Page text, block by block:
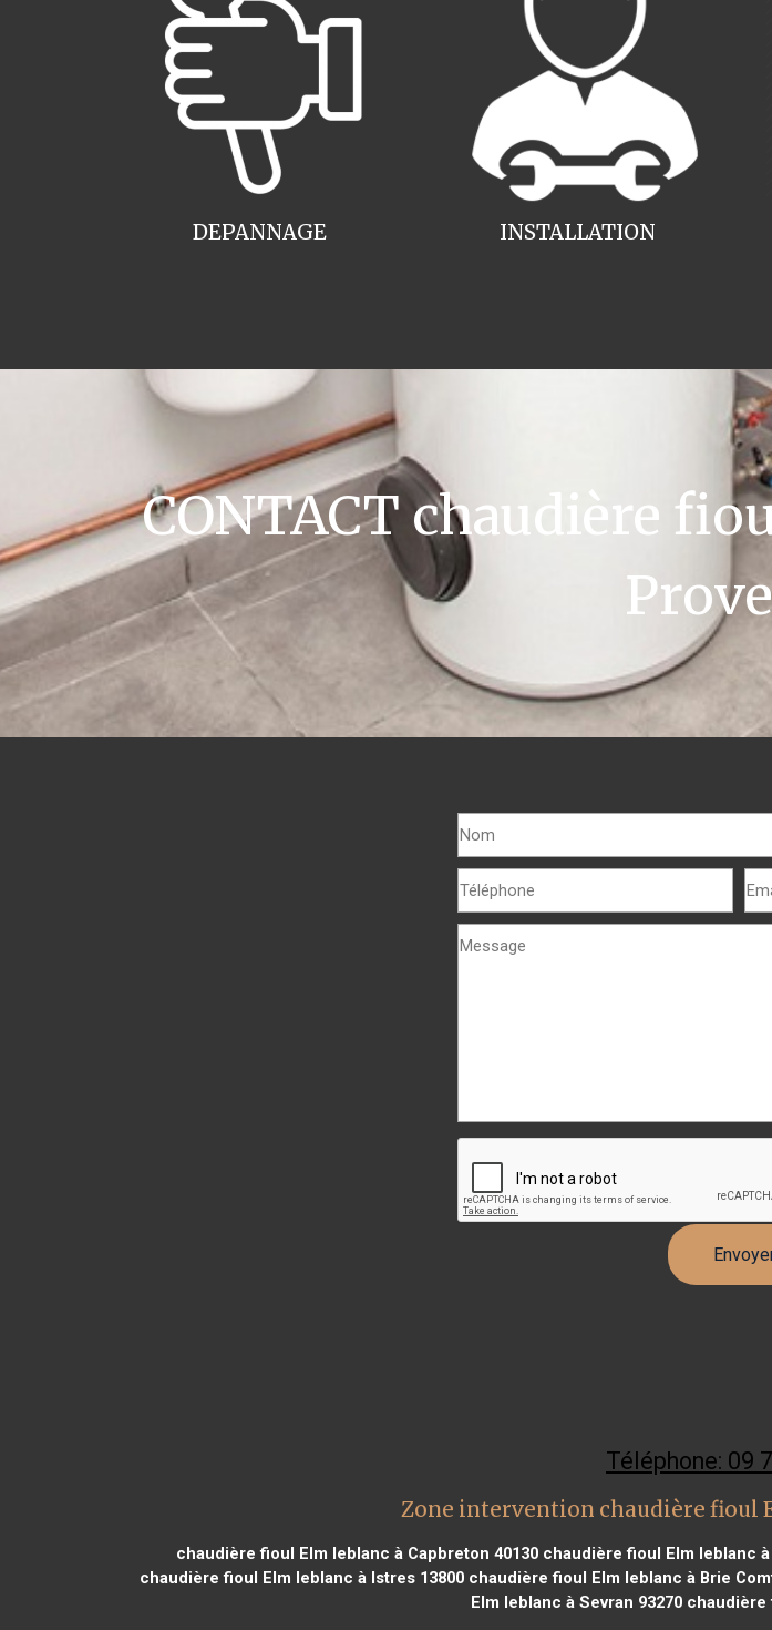
INSTALLATION
DEPANNAGE
CONTACT chaudière
Téléphone: 09
Zone intervention chaudière fioul
chaudière fioul Elm leblanc à Capbreton 40130chaudière fioul Elm leblanc à
chaudière fioul Elm leblanc à Istres 13800 chaudière fioul Elm leblanc à Brie
Elm leblanc à Sevran 93270chaudière